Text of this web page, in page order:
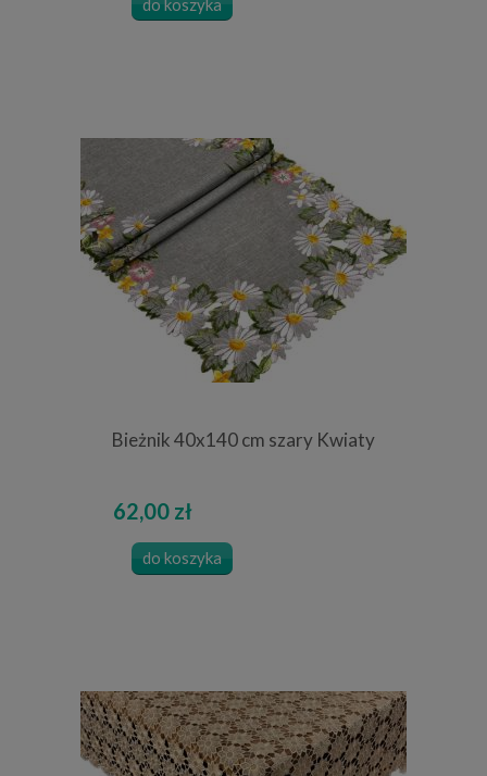
do koszyka
Bieżnik 40x140 cm szary Kwiaty
62,00 zł
do koszyka